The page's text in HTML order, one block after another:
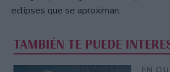
eclipses que se aproximan.
TAMBIÉN TE PUEDE